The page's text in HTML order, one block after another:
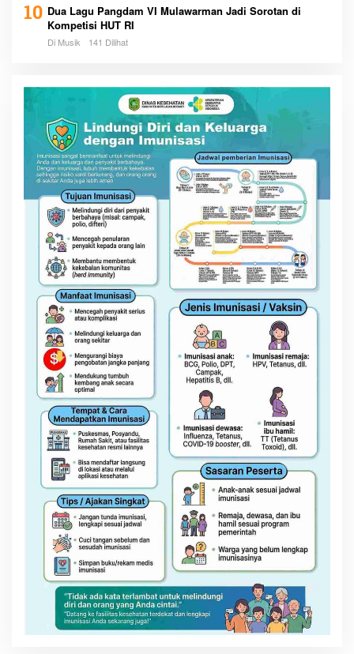
10 Dua Lagu Pangdam VI Mulawarman Jadi Sorotan di
Kompetisi HUT RI
Di Musik 141 Dilihat